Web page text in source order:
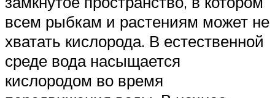
всем рыбкам и растениям может не
хватать кислорода. В естественной
среде вода насыщается
кислородом во время